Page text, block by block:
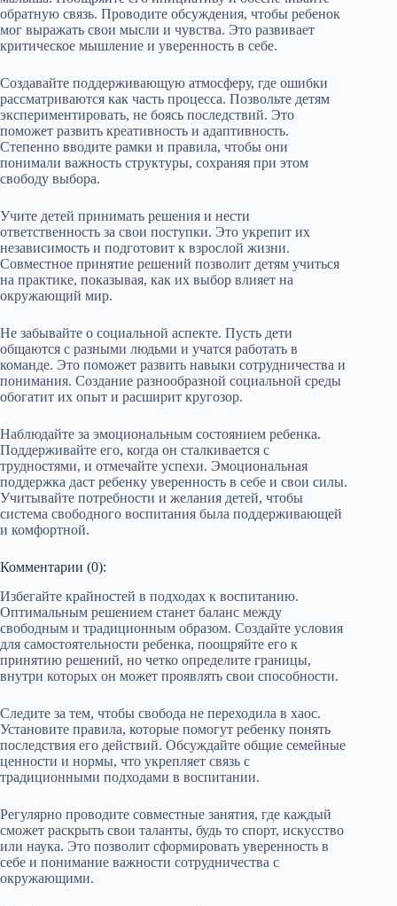
обратную связь. Проводите обсуждения, чтобы ребенок
мог выражать свои мысли и чувства. Это развивает
критическое мышление и уверенность в себе.
Создавайте поддерживающую атмосферу, где ошибки
рассматриваются как часть процесса. Позвольте детям
экспериментировать, не боясь последствий. Это
поможет развить креативность и адаптивность.
Степенно вводите рамки и правила, чтобы они
понимали важность структуры, сохраняя при этом
свободу выбора.
Учите детей принимать решения и нести
ответственность за свои поступки. Это укрепит их
независимость и подготовит к взрослой жизни.
Совместное принятие решений позволит детям учиться
на практике, показывая, как их выбор влияет на
окружающий мир.
Не забывайте о социальной аспекте. Пусть дети
общаются с разными людьми и учатся работать в
команде. Это поможет развить навыки сотрудничества и
понимания. Создание разнообразной социальной среды
обогатит их опыт и расширит кругозор.
Наблюдайте за эмоциональным состоянием ребенка.
Поддерживайте его, когда он сталкивается с
трудностями, и отмечайте успехи. Эмоциональная
поддержка даст ребенку уверенность в себе и свои силы.
Учитывайте потребности и желания детей, чтобы
система свободного воспитания была поддерживающей
и комфортной.
Комментарии (0):
Избегайте крайностей в подходах к воспитанию.
Оптимальным решением станет баланс между
свободным и традиционным образом. Создайте условия
для самостоятельности ребенка, поощряйте его к
принятию решений, но четко определите границы,
внутри которых он может проявлять свои способности.
Следите за тем, чтобы свобода не переходила в хаос.
Установите правила, которые помогут ребенку понять
последствия его действий. Обсуждайте общие семейные
ценности и нормы, что укрепляет связь с
традиционными подходами в воспитании.
Регулярно проводите совместные занятия, где каждый
сможет раскрыть свои таланты, будь то спорт, искусство
или наука. Это позволит сформировать уверенность в
себе и понимание важности сотрудничества с
окружающими.